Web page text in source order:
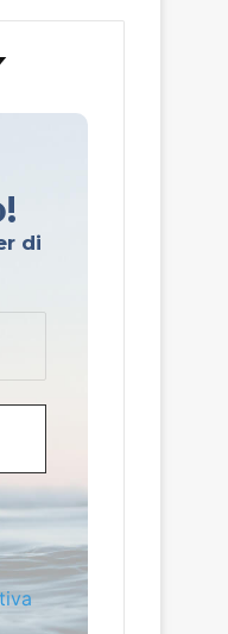
di